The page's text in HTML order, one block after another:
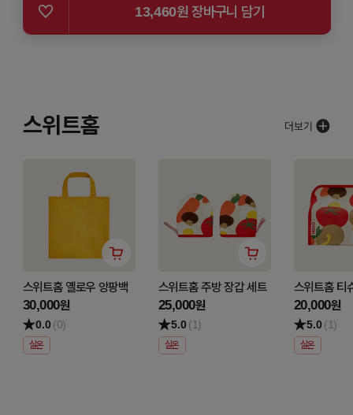
13,460원 장바구니 담기
스위트홈
스위트홈 옐로우 앙팡백
30,000원
0.0 (0)
실온
스위트홈 주방 장갑 세트
25,000원
5.0 (1)
실온
스위트홈 티
20,000원
5.0 (1)
실온